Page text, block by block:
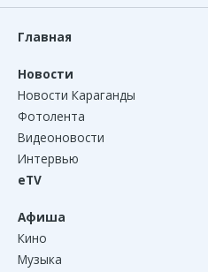
Главная
Новости
Новости Караганды
Фотолента
Видеоновости
Интервью
eTV
Афиша
Кино
Музыка